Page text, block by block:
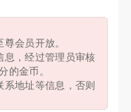
会员开放。
息，经过管理员审核
的金币。
地址等信息，否则